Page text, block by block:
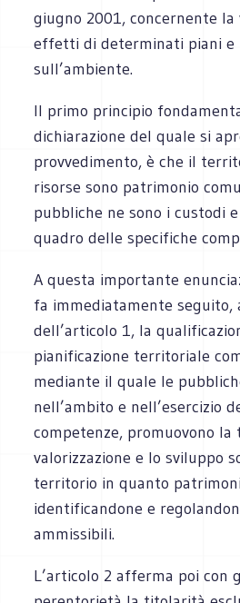
giugno 2001, concernente
effetti di determinati piani e
sull’ambiente.
Il primo principio
dichiarazione del quale si
provvedimento, è che il
risorse sono patrimonio
pubbliche ne sono i custodi
quadro delle specifiche
A questa importante
fa immediatamente seguito,
dell’articolo 1, la
pianificazione territoriale
mediante il quale le
nell’ambito e nell’esercizio
competenze, promuovono la
valorizzazione e lo sviluppo
territorio in quanto
identificandone e
ammissibili.
L’articolo 2 afferma poi con